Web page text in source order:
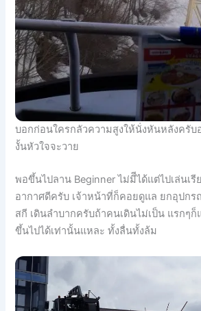
บอกก่อนใครกลัวความสูงให้นั่งหันหลังครับ
งั้นหัวใจจะวาย
พอขึ้นไปลาน Beginner ไม่มีีได้แต่ไปเล่นเรี
อากาศดีครับ เจ้าหน้าที่ก็คอยดูแล ยกอุปกร
สกี เดินลำบากครับถ้าคนเดินไม่เป็น แรกๆ
ขึ้นไปได้เท่านั้นแหละ ทั้งลื่นทั้งล้ม